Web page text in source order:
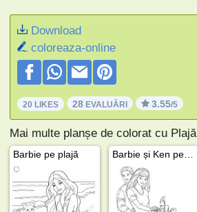
Download
coloreaza-online
20 LIKES 28 EVALUĂRI 3.55/5
Mai multe planșe de colorat cu Plajă
Barbie pe plajă